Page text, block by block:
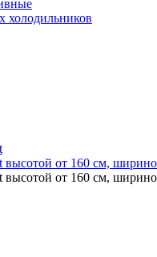
холодильников
высотой от 160 см,
от 160 см,